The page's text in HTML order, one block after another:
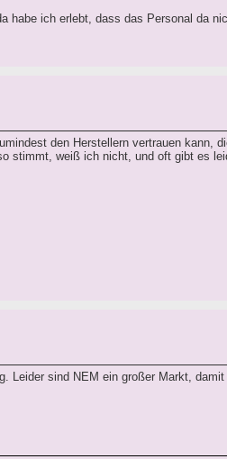
habe ich erlebt, dass das Personal da
den Herstellern vertrauen kann,
stimmt, weiß ich nicht, und oft gibt es
sind NEM ein großer Markt, damit